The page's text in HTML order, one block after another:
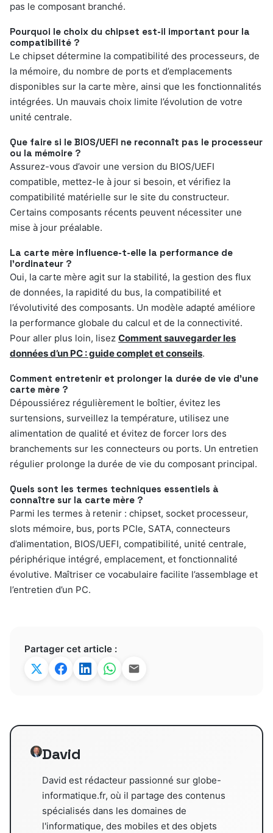
pas le composant branché.
Pourquoi le choix du chipset est-il important pour la
compatibilité ?
Le chipset détermine la compatibilité des processeurs, de
la mémoire, du nombre de ports et d’emplacements
disponibles sur la carte mère, ainsi que les fonctionnalités
intégrées. Un mauvais choix limite l’évolution de votre
unité centrale.
Que faire si le BIOS/UEFI ne reconnaît pas le processeur
ou la mémoire ?
Assurez-vous d’avoir une version du BIOS/UEFI
compatible, mettez-le à jour si besoin, et vérifiez la
compatibilité matérielle sur le site du constructeur.
Certains composants récents peuvent nécessiter une
mise à jour préalable.
La carte mère influence-t-elle la performance de
l’ordinateur ?
Oui, la carte mère agit sur la stabilité, la gestion des flux
de données, la rapidité du bus, la compatibilité et
l’évolutivité des composants. Un modèle adapté améliore
la performance globale du calcul et de la connectivité.
Pour aller plus loin, lisez Comment sauvegarder les
données d’un PC : guide complet et conseils.
Comment entretenir et prolonger la durée de vie d’une
carte mère ?
Dépoussiérez régulièrement le boîtier, évitez les
surtensions, surveillez la température, utilisez une
alimentation de qualité et évitez de forcer lors des
branchements sur les connecteurs ou ports. Un entretien
régulier prolonge la durée de vie du composant principal.
Quels sont les termes techniques essentiels à
connaître sur la carte mère ?
Parmi les termes à retenir : chipset, socket processeur,
slots mémoire, bus, ports PCIe, SATA, connecteurs
d’alimentation, BIOS/UEFI, compatibilité, unité centrale,
périphérique intégré, emplacement, et fonctionnalité
évolutive. Maîtriser ce vocabulaire facilite l’assemblage et
l’entretien d’un PC.
Partager cet article :
David
David est rédacteur passionné sur globe-
informatique.fr, où il partage des contenus
spécialisés dans les domaines de
l'informatique, des mobiles et des objets